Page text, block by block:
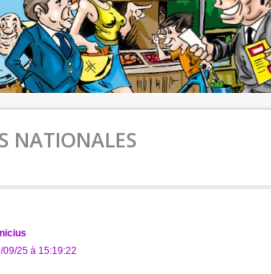
NATIONALES
09/25 à 15:19:22